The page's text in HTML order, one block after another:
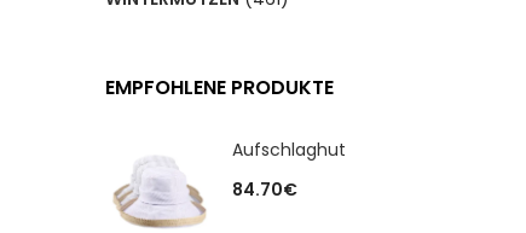
EMPFOHLENE PRODUKTE
Aufschlaghut
84.70€